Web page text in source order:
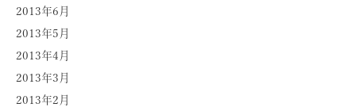
2013年6月
2013年5月
2013年4月
2013年3月
2013年2月